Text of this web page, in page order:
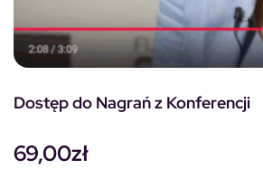
Dostęp do Nagrań z Konferencji
69,00zł